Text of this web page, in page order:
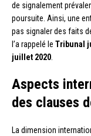
de signalement
poursuite. Ainsi, une
pas signaler des faits
l’a rappelé le Tribunal
juillet 2020.
Aspects
des clauses
La dimension